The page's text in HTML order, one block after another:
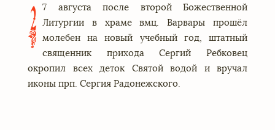
2 7 августа после второй Божественной
Литургии в храме вмц. Варвары прошёл
молебен на новый учебный год, штатный
священник прихода Сергий Ребковец
окропил всех деток Святой водой и вручал
иконы прп. Сергия Радонежского.